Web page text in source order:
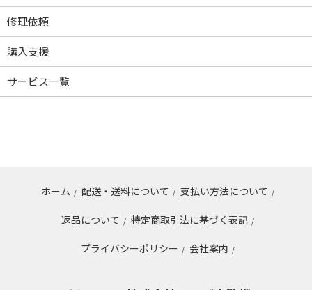
修理依頼
購入支援
サービス一覧
ホーム / 配送・送料について / 支払い方法について /
返品について / 特定商取引法に基づく表記 /
プライバシーポリシー / 会社案内 /